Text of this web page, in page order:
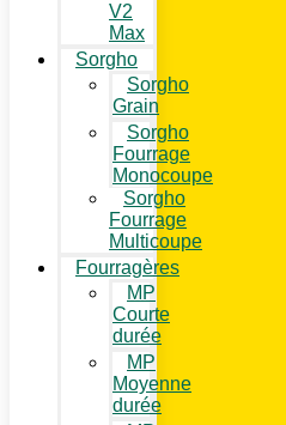
V2
Max
Sorgho
Sorgho
Grain
Sorgho
Fourrage
Monocoupe
Sorgho
Fourrage
Multicoupe
Fourragères
MP
Courte
durée
MP
Moyenne
durée